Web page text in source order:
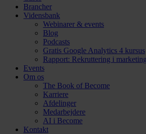
Brancher
Vidensbank
Webinarer & events
Blog
Podcasts
Gratis Google Analytics 4 kursus
Rapport: Rekruttering i
Events
Om os
The Book of Become
Karriere
Afdelinger
Medarbejdere
AI i Become
Kontakt